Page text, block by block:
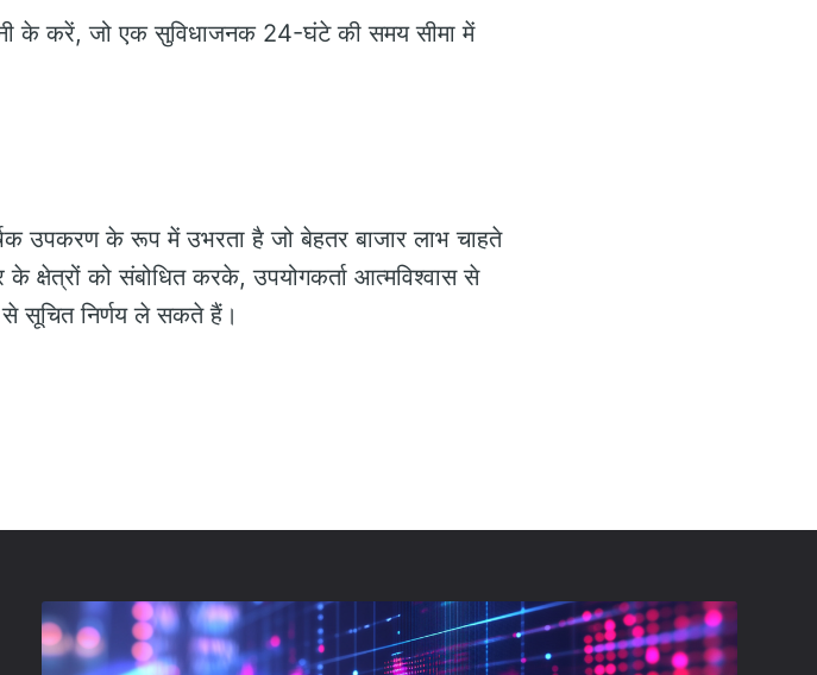
के करें, जो एक सुविधाजनक 24-घंटे की समय सीमा में
उपकरण के रूप में उभरता है जो बेहतर बाजार लाभ चाहते
को संबोधित करके, उपयोगकर्ता आत्मविश्वास से
से सूचित निर्णय ले सकते हैं।